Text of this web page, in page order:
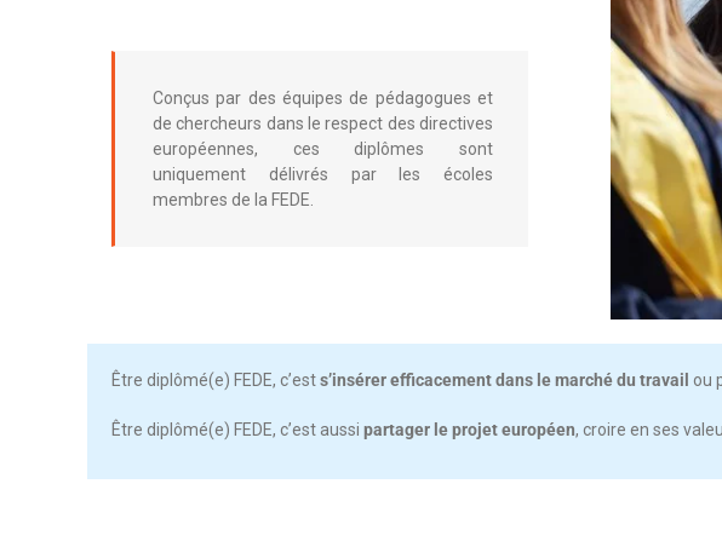
Conçus par des équipes de pédagogues et
de chercheurs dans le respect des directives
européennes, ces diplômes sont
uniquement délivrés par les écoles
membres de la FEDE.
Être diplômé(e) FEDE, c’ests’insérer efficacement dans le marché du travail ou
Être diplômé(e) FEDE, c’est aussi partager le projet européen, croire en ses